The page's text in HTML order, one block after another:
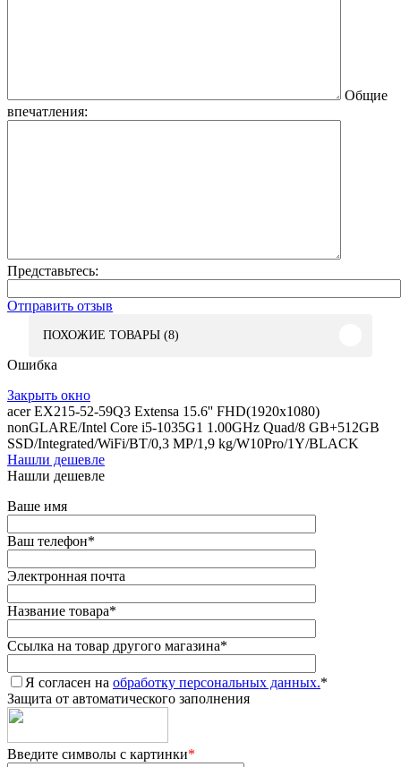
Общие
впечатления:
Представьтесь:
Отправить отзыв
ПОХОЖИЕ ТОВАРЫ (8)
Ошибка
Закрыть окно
acer EX215-52-59Q3 Extensa 15.6'' FHD(1920x1080)
nonGLARE/Intel Core i5-1035G1 1.00GHz Quad/8 GB+512GB
SSD/Integrated/WiFi/BT/0,3 MP/1,9 kg/W10Pro/1Y/BLACK
Нашли дешевле
Нашли дешевле
Ваше имя
Ваш телефон*
Электронная почта
Название товара*
Ссылка на товар другого магазина*
Я согласен на обработку персональных данных.*
Защита от автоматического заполнения
Введите символы с картинки*